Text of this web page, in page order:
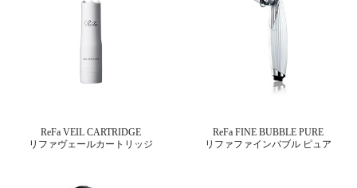
ReFa VEIL CARTRIDGE
リファヴェールカートリッジ
ReFa FINE BUBBLE PURE
リファファインバブル ピュア